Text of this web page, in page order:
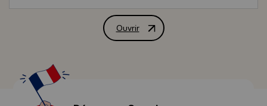
soit pour eux, soit pour leurs enfants et de préserver les
quelques valeurs essentielles autour desquelles ils se
mesdames et messieurs, que de sauvegarder vos valeurs
essentielles sans oublier la nécessité de disposer de ces
éléments matériels. Et sont-ils si matériels que cela ? Ne
sont-ils pas aussi spirituels ces éléments, dont le premier
Ouvrir
Allocution de M. François Mitterrand,